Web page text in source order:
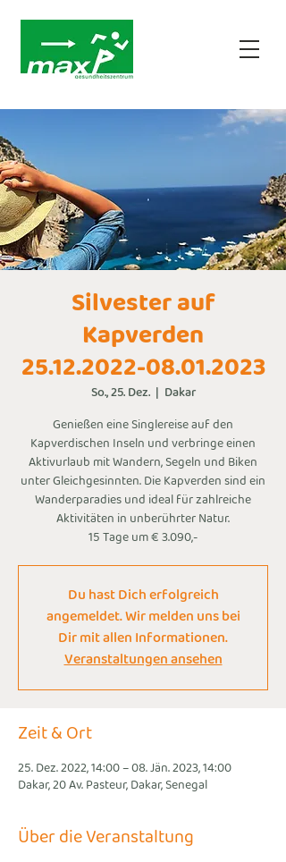
Silvester auf
Kapverden
25.12.2022-08.01.2023
So., 25. Dez.
  |
Dakar
Genießen eine Singlereise auf den
Kapverdischen Inseln und verbringe einen
Aktivurlaub mit Wandern, Segeln und Biken
unter Gleichgesinnten. Die Kapverden sind ein
Wanderparadies und ideal für zahlreiche
Aktivitäten in unberührter Natur.
15 Tage um € 3.090,-
Du hast Dich erfolgreich
angemeldet. Wir melden uns bei
Dir mit allen Informationen.
Veranstaltungen ansehen
Zeit & Ort
25. Dez. 2022, 14:00 – 08. Jän. 2023, 14:00
Dakar, 20 Av. Pasteur, Dakar, Senegal
Über die Veranstaltung